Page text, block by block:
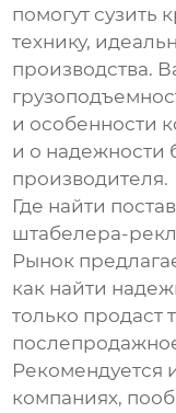
помогут сузить
технику,
производства.
и особенности
и о надежности
производителя.
Где найти
штабелера-
Рынок
как найти
только продаст
Рекомендуется
компаниях,